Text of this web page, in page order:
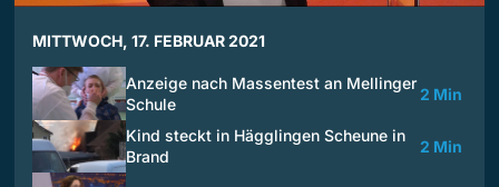
MITTWOCH, 17. FEBRUAR 2021
Anzeige nach Massentest an Mellinger
Schule
2 Min
Kind steckt in Hägglingen Scheune in
Brand
2 Min